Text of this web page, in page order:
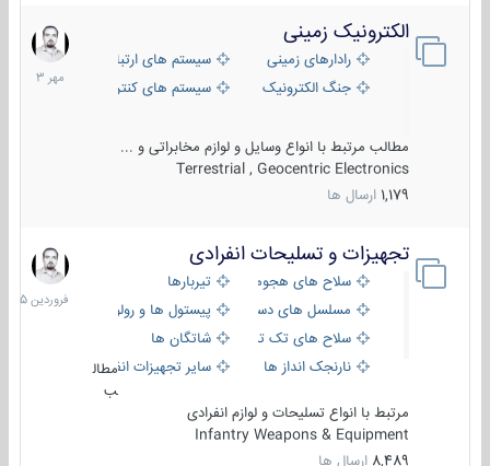
الکترونیک زمینی
رادارهای زمینی
سیستم های ارتباطی و جمع آوری
جنگ الکترونیک
سیستم های کنترل آتش و تجهیزات
مطالب مرتبط با انواع وسایل و لوازم مخابراتی و ...
Terrestrial , Geocentric Electronics
1,179 ارسال ها
1
مهر
1403
تجهیزات و تسلیحات انفرادی
سلاح های هجومی
تیربارها
مسلسل های دستی
پیستول ها و رولورها
سلاح های تک تیر اندازیشاتگان ها
نارنجک انداز ها
سایر تجهیزات انفرادی
مطال
ب
مرتبط با انواع تسلیحات و لوازم انفرادی
Infantry Weapons & Equipment
8,489 ارسال ها
17
فروردین
1405